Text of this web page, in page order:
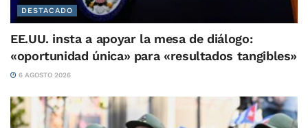
DESTACADO
EE.UU. insta a apoyar la mesa de diálogo:
«oportunidad única» para «resultados tangibles»
6 AGOSTO 2026